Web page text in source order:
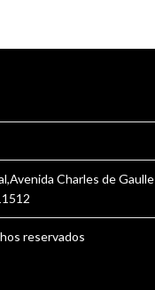
Charles de Gaulle
reservados